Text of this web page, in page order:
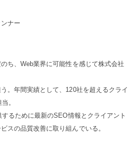
ナー
ち、Web業界に可能性を感じて株式会社
。年間実績として、120社を超えるクライ
。
るために最新のSEO情報とクライアント
スの品質改善に取り組んでいる。